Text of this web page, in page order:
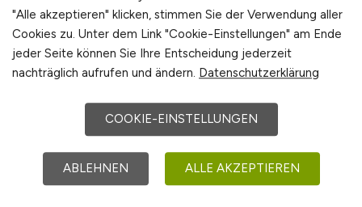
Profil ab
Bereitschaft zu gelegentlichen
Dienstreisen und einer
Sicherheitsüberprüfung
in Wort und Schrift, Englischkenntnisse
wünschenswert
Benefits
"Alle akzeptieren" klicken, stimmen Sie der Verwendung aller
Cookies zu. Unter dem Link "Cookie-Einstellungen" am Ende
jeder Seite können Sie Ihre Entscheidung jederzeit
nachträglich aufrufen und ändern. Datenschutzerklärung
COOKIE-EINSTELLUNGEN
ABLEHNEN ALLE AKZEPTIEREN